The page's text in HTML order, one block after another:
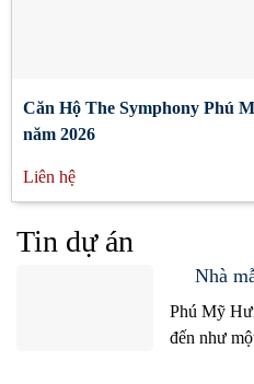
Căn Hộ The Symphony Phú
năm 2026
Liên hệ
Tin dự án
Nhà
Phú Mỹ
đến như